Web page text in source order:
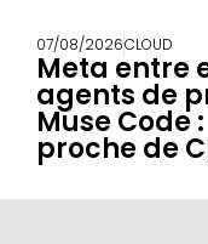
07/08/2026CLOUD
Meta entre
agents de
Muse Code
proche de